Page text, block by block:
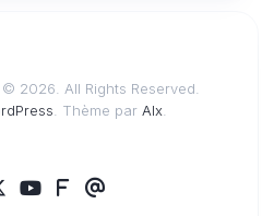
2026. All Rights Reserved.
. Thème par Alx